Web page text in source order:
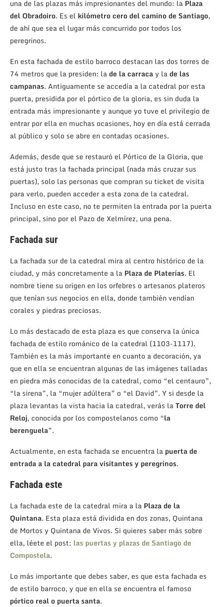
una de las plazas más impresionantes del mundo: la Plaza
del Obradoiro. Es el kilómetro cero del camino de Santiago,
de ahí que sea el lugar más concurrido por todos los
peregrinos.
En esta fachada de estilo barroco destacan las dos torres de
74 metros que la presiden: lade la carracay lade las
campanas. Antiguamente se accedía a la catedral por esta
puerta, presidida por el pórtico de la gloria, es sin duda la
entrada más impresionante y aunque yo tuve el privilegio de
entrar por ella en muchas ocasiones, hoy en día está cerrada
al público y solo se abre en contadas ocasiones.
Además, desde que se restauró el Pórtico de la Gloria, que
está justo tras la fachada principal (nada más cruzar sus
puertas), solo las personas que compran su ticket de visita
para verlo, pueden acceder a esta zona de la catedral.
Incluso en este caso, no te permiten la entrada por la puerta
principal, sino por el Pazo de Xelmírez, una pena.
Fachada sur
La fachada sur de la catedral mira al centro histórico de la
ciudad, y más concretamente a la Plaza de Platerías. El
nombre tiene su origen en los orfebres o artesanos plateros
que tenían sus negocios en ella, donde también vendían
corales y piedras preciosas.
Lo más destacado de esta plaza es que conserva la única
fachada de estilo románico de la catedral (1103-1117).
También es la más importante en cuanto a decoración, ya
que en ella se encuentran algunas de las imágenes talladas
en piedra más conocidas de la catedral, como “el centauro”,
“la sirena”, la “mujer adúltera” o “el David”. Y si desde la
plaza levantas la vista hacia la catedral, verás laTorre del
Reloj, conocida por los compostelanos como “la
berenguela”.
Actualmente, en esta fachada se encuentra la puerta de
entrada a la catedral para visitantes y peregrinos.
Fachada este
La fachada este de la catedral mira a la Plaza de la
Quintana. Esta plaza está dividida en dos zonas, Quintana
de Mortos y Quintana de Vivos. Si quieres saber más sobre
ella, léete el post: las puertas y plazas de Santiago de
Compostela.
Lo más importante que debes saber, es que esta fachada es
de estilo barroco, y que en ella se encuentra el famoso
pórtico real o puerta santa.